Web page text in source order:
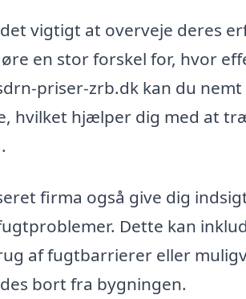
vigtigt at overveje deres
en stor forskel for, hvor
priser-zrb.dk kan du nemt
hvilket hjælper dig med at
firma også give dig
Dette kan
af fugtbarrierer eller
bort fra bygningen.